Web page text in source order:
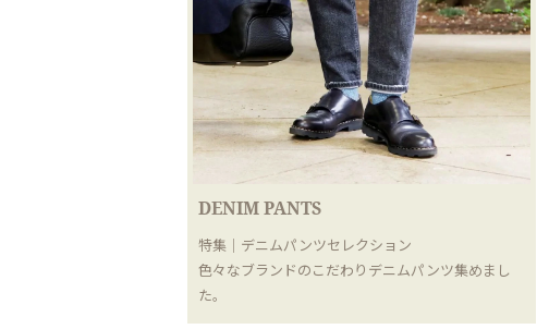
DENIM PANTS
特集｜デニムパンツセレクション
色々なブランドのこだわりデニムパンツ集めまし
た。